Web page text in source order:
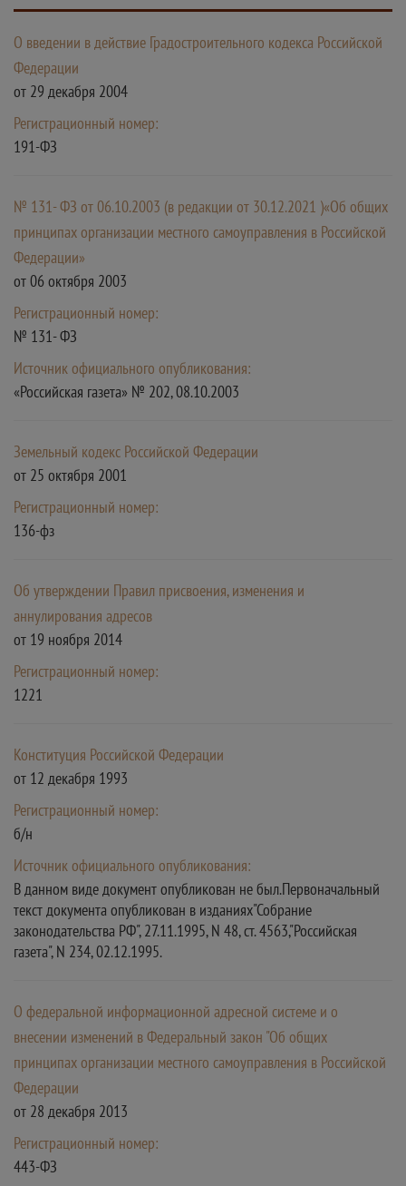
О введении в действие Градостроительного кодекса Российской
Федерации
от 29 декабря 2004
Регистрационный номер:
191-ФЗ
№ 131- ФЗ от 06.10.2003 (в редакции от 30.12.2021 )«Об общих
принципах организации местного самоуправления в Российской
Федерации»
от 06 октября 2003
Регистрационный номер:
№ 131- ФЗ
Источник официального опубликования:
«Российская газета» № 202, 08.10.2003
Земельный кодекс Российской Федерации
от 25 октября 2001
Регистрационный номер:
136-фз
Об утверждении Правил присвоения, изменения и
аннулирования адресов
от 19 ноября 2014
Регистрационный номер:
1221
Конституция Российской Федерации
от 12 декабря 1993
Регистрационный номер:
б/н
Источник официального опубликования:
В данном виде документ опубликован не был.Первоначальный
текст документа опубликован в изданиях"Собрание
законодательства РФ", 27.11.1995, N 48, ст. 4563,"Российская
газета", N 234, 02.12.1995.
О федеральной информационной адресной системе и о
внесении изменений в Федеральный закон "Об общих
принципах организации местного самоуправления в Российской
Федерации
от 28 декабря 2013
Регистрационный номер:
443-ФЗ